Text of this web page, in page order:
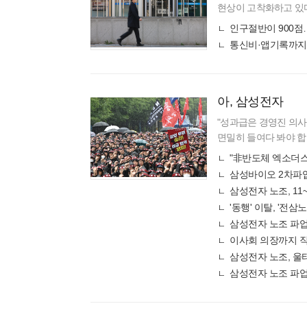
현상이 고착화하고
약계층의 부담이 커
인구절반이 900
아, 삼성전자
"성과급은 경영진 의
면밀히 들여다 봐야
업의 목적으로 삼을
"非반도체 엑소더
삼성바이오 2차파
삼성전자 노조,
'동행' 이탈, '전삼
삼성전자 노조 파
삼성전자 노조, 울
삼성전자 노조 파